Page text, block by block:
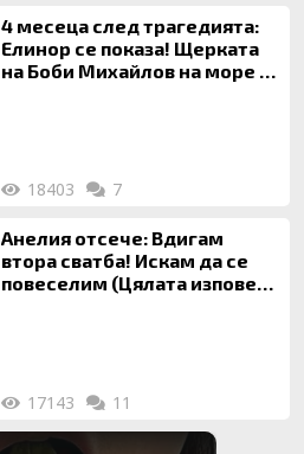
4 месеца след трагедията:
Елинор се показа! Щерката
на Боби Михайлов на море с
18403 7
Анелия отсече: Вдигам
втора сватба! Искам да се
повеселим (Цялата изповед
17143 11